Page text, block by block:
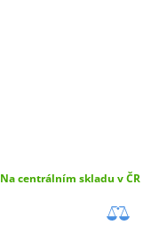
Na centrálním skladu v ČR